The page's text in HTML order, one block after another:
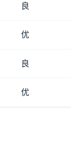
良
优
良
优